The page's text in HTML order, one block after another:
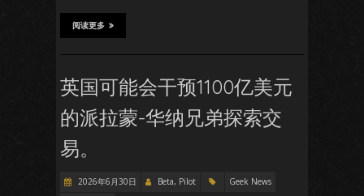
阅读更多
英国可能会干预1100亿美元
的派拉蒙-华纳兄弟探索交
易。
2026年6月30日 Beta, Pilot
Geek News